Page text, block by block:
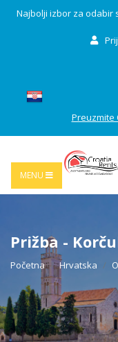
Najbolji izbor za odabir
Preuzmite
MENU
Prižba -
Početna Hrvatska